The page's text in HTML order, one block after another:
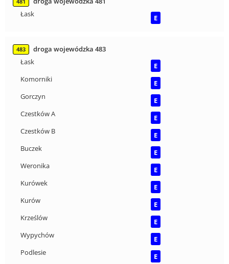
Łask
E
483
droga wojewódzka 483
Łask
E
Komorniki
E
Gorczyn
E
Czestków A
E
Czestków B
E
Buczek
E
Weronika
E
Kurówek
E
Kurów
E
Krześlów
E
Wypychów
E
Podlesie
E